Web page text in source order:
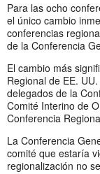
Para las ocho
el único cambio
conferencias
de la Conferencia
El cambio más
Regional de EE.
delegados de la
Comité Interino de
Conferencia
La Conferencia
comité que estaría
regionalización no